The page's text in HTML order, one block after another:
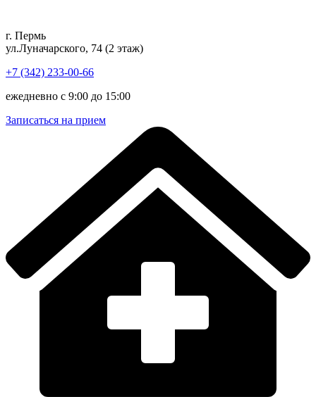
содержимому
г. Пермь
ул.Луначарского, 74 (2 этаж)
+7 (342) 233-00-66
ежедневно с 9:00 до 15:00
Записаться на прием